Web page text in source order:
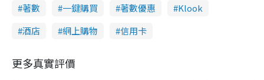
著數 一鍵購買 著數優惠
Klook
酒店
網上購物 信用卡
更多真實評價